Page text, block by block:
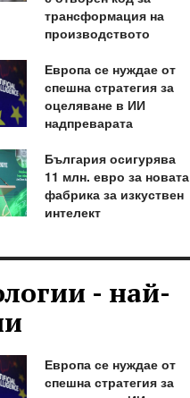
трансформация на
производството
Европа се нуждае от
спешна стратегия за
оцеляване в ИИ
надпреварата
България осигурява
11 млн. евро за новата
фабрика за изкуствен
интелект
- най-
Европа се нуждае от
спешна стратегия за